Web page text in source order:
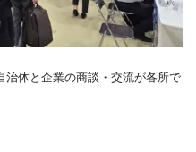
治体と企業の商談・交流が各所で